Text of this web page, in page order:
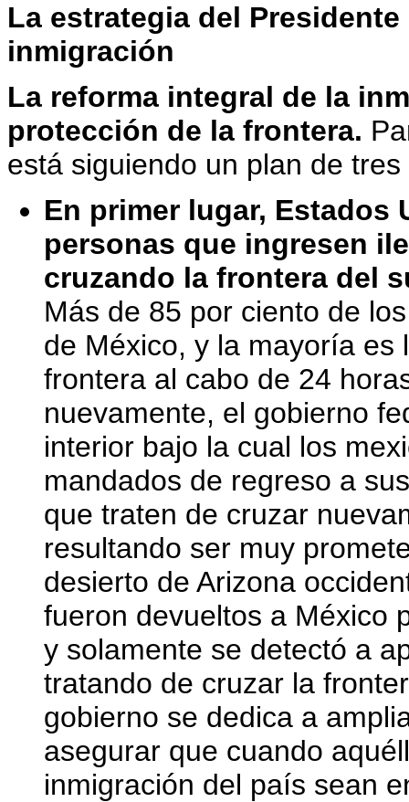
La estrategia del
inmigración
La reforma integral de la
protección de la frontera.
está siguiendo un plan de
En primer lugar, Estados
personas que ingresen
cruzando la frontera del
Más de 85 por ciento de
de México, y la mayoría es
frontera al cabo de 24
nuevamente, el gobierno
interior bajo la cual los
mandados de regreso a
que traten de cruzar
resultando ser muy
desierto de Arizona
fueron devueltos a México
y solamente se detectó a
tratando de cruzar la
gobierno se dedica a
asegurar que cuando
inmigración del país sean